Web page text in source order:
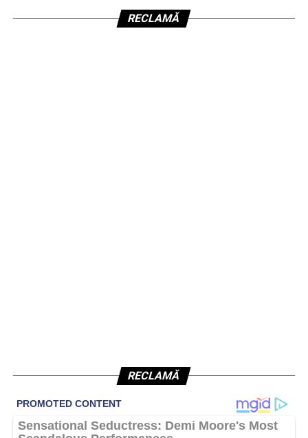
RECLAMĂ
RECLAMĂ